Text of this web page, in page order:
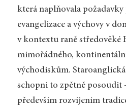
která naplňovala
evangelizace a výchovy v
v kontextu raně středověké
mimořádného,
východiskům.
schopni to zpětně posoudit
především rozvíjením